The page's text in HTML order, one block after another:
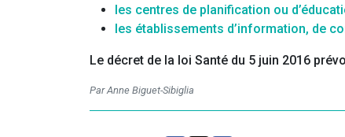
les centres de planification ou
les établissements d’information, de
Le décret de la loi Santé du 5 juin 2016
Par Anne Biguet-Sibiglia